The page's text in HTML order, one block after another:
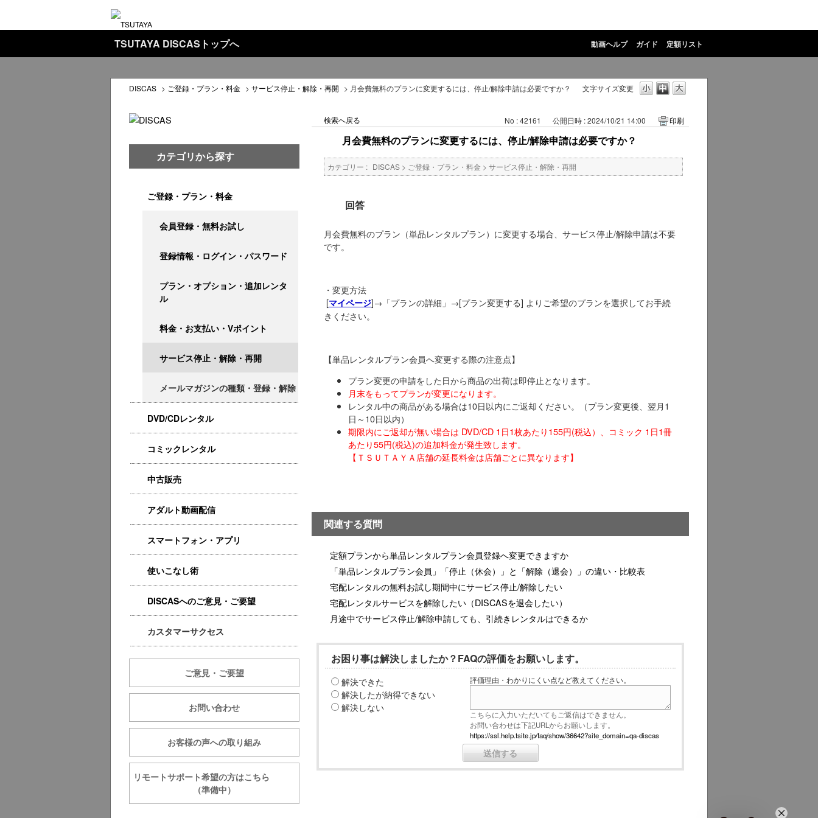
TSUTAYA DISCASトップへ 動画ヘルプ ガイド 定額リスト
文字サイズ変更
DISCAS > ご登録・プラン・料金 > サービス停止・解除・再開 > 月会費無料のプランに変更するには、停止/解除申請は必要ですか？
カテゴリから探す
ご登録・プラン・料金
会員登録・無料お試し
登録情報・ログイン・パスワード
プラン・オプション・追加レンタ
ル
料金・お支払い・Vポイント
サービス停止・解除・再開
メールマガジンの種類・登録・解除
DVD/CDレンタル
コミックレンタル
中古販売
アダルト動画配信
スマートフォン・アプリ
使いこなし術
DISCASへのご意見・ご要望
カスタマーサクセス
ご意見・ご要望
お問い合わせ
お客様の声への取り組み
リモートサポート希望の方はこちら
（準備中）
検索へ戻る No : 42161 公開日時 : 2024/10/21 14:00 印刷
月会費無料のプランに変更するには、停止/解除申請は必要ですか？
カテゴリー : DISCAS > ご登録・プラン・料金 > サービス停止・解除・再開
回答
月会費無料のプラン（単品レンタルプラン）に変更する場合、サービス停止/解除申請は不要
です。
・変更方法
[マイページ]→「プランの詳細」→[プラン変更する] よりご希望のプランを選択してお手続
きください。
【単品レンタルプラン会員へ変更する際の注意点】
プラン変更の申請をした日から商品の出荷は即停止となります。
月末をもってプランが変更になります。
レンタル中の商品がある場合は10日以内にご返却ください。（プラン変更後、翌月1
日～10日以内）
期限内にご返却が無い場合は DVD/CD 1日1枚あたり155円(税込）、コミック 1日1冊
あたり55円(税込)の追加料金が発生致します。
【ＴＳＵＴＡＹＡ店舗の延長料金は店舗ごとに異なります】
関連する質問
定額プランから単品レンタルプラン会員登録へ変更できますか
「単品レンタルプラン会員」「停止（休会）」と「解除（退会）」の違い・比較表
宅配レンタルの無料お試し期間中にサービス停止/解除したい
宅配レンタルサービスを解除したい（DISCASを退会したい）
月途中でサービス停止/解除申請しても、引続きレンタルはできるか
お困り事は解決しましたか？FAQの評価をお願いします。
解決できた
解決したが納得できない
解決しない
評価理由・わかりにくい点など教えてください。
こちらに入力いただいてもご返信はできません。
お問い合わせは下記URLからお願いします。
https://ssl.help.tsite.jp/faq/show/36642?site_domain=qa-discas